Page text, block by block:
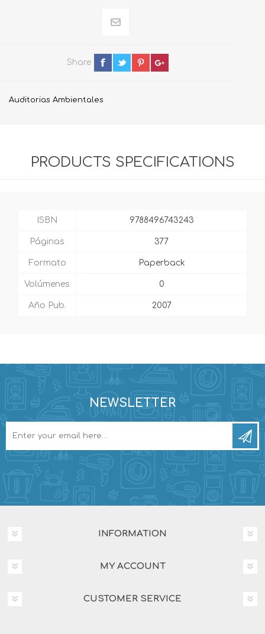
Share
Auditorias Ambientales
PRODUCTS SPECIFICATIONS
ISBN 9788496743243
Páginas 377
Formato Paperback
Volúmenes 0
Año Pub. 2007
NEWSLETTER
INFORMATION
MY ACCOUNT
CUSTOMER SERVICE